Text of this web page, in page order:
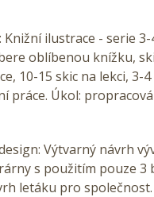
Knižní ilustrace - serie 3-
oblíbenou knížku,
10-15 skic na lekci, 3-
práce. Úkol:
Výtvarný návrh
s použitím pouze 3
letáku pro společnost.